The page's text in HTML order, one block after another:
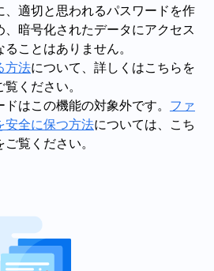
、適切と思われるパスワードを作
、暗号化されたデータにアクセス
ことはありません。
方法について、詳しくはこちらを
覧ください。
はこの機能の対象外です。 ファ
安全に保つ方法については、こち
ご覧ください。